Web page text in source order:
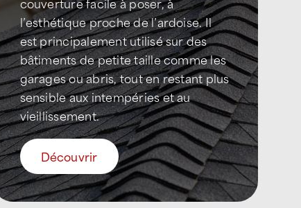
l’esthétique proche de l’ardoise. Il
est principalement utilisé sur des
bâtiments de petite taille comme les
garages ou abris, tout en restant plus
sensible aux intempéries et au
vieillissement.
Découvrir